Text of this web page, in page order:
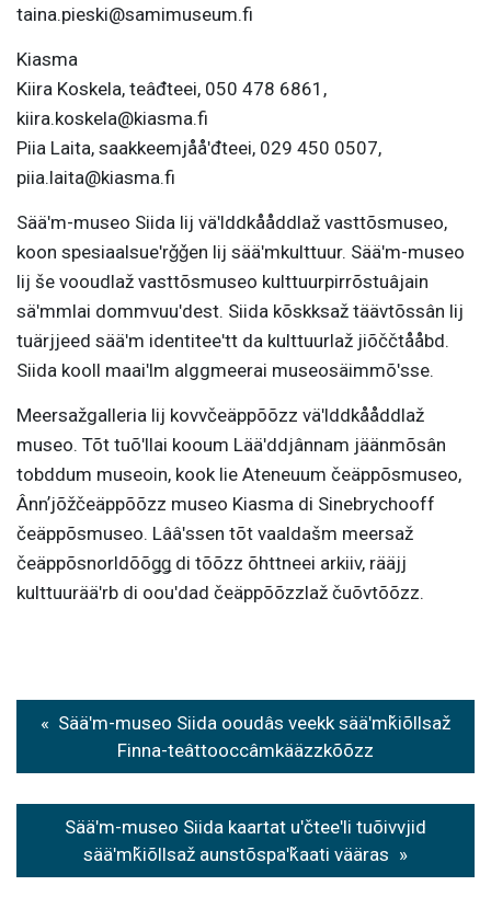
taina.pieski@samimuseum.fi
Kiasma
Kiira Koskela, teâđteei, 050 478 6861,
kiira.koskela@kiasma.fi
Piia Laita, saakkeemjååʹđteei, 029 450 0507,
piia.laita@kiasma.fi
Sääʹm-museo Siida lij väʹlddkååddlaž vasttõsmuseo,
koon spesiaalsueʹrǧǧen lij sääʹmkulttuur. Sääʹm-museo
lij še vooudlaž vasttõsmuseo kulttuurpirrõstuâjain
säʹmmlai dommvuuʹdest. Siida kõskksaž täävtõssân lij
tuärjjeed sääʹm identiteeʹtt da kulttuurlaž jiõččtååbd.
Siida kooll maaiʹlm alggmeerai museosäimmõʹsse.
Meersažgalleria lij kovvčeäppõõzz väʹlddkååddlaž
museo. Tõt tuõʹllai kooum Lääʹddjânnam jäänmõsân
tobddum museoin, kook lie Ateneuum čeäppõsmuseo,
Ânnʼjõžčeäppõõzz museo Kiasma di Sinebrychooff
čeäppõsmuseo. Lââʹssen tõt vaaldašm meersaž
čeäppõsnorldõõǥǥ di tõõzz õhttneei arkiiv, rääjj
kulttuurääʹrb di oouʹdad čeäppõõzzlaž čuõvtõõzz.
Post
navigation
Sääʹm-museo Siida ooudâs veekk sääʹmǩiõllsaž
Finna-teâttooccâmkääzzkõõzz
Sääʹm-museo Siida kaartat uʹčteeʹli tuõivvjid
sääʹmǩiõllsaž aunstõspaʹǩaati vääras